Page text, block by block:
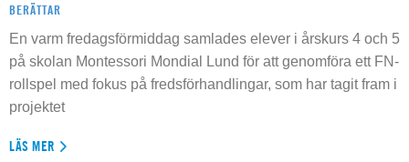
BERÄTTAR
En varm fredagsförmiddag samlades elever i årskurs 4 och 5
på skolan Montessori Mondial Lund för att genomföra ett FN-
rollspel med fokus på fredsförhandlingar, som har tagit fram i
projektet
LÄS MER